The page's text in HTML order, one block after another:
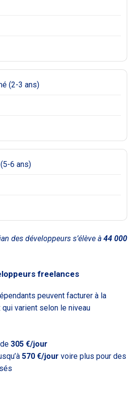
(2-3 ans)
6 ans)
des développeurs s’élève à 44 000
freelances
peuvent facturer à la
varient selon le niveau
305 €/jour
570 €/jour voire plus pour des